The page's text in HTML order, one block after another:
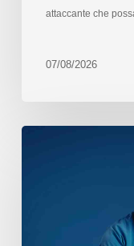
attaccante che
07/08/2026